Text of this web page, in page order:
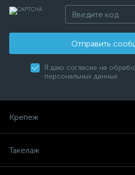
Отправить
Я даю согласие на
персональных данных
Крепеж
Такелаж